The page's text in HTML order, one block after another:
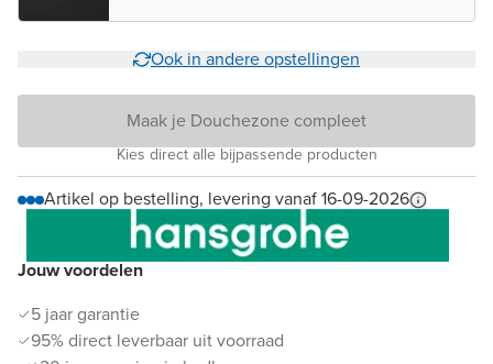
Jouw voordelen
5 jaar garantie
95% direct leverbaar uit voorraad
Ook in andere opstellingen
Maak je Douchezone compleet
Kies direct alle bijpassende producten
Artikel op bestelling, levering vanaf 16-09-2026